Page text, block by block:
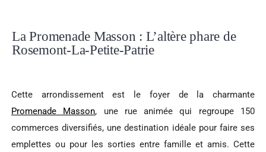
La Promenade Masson : L’altère phare de
Rosemont-La-Petite-Patrie
Cette arrondissement est le foyer de la charmante
Promenade Masson, une rue animée qui regroupe 150
commerces diversifiés, une destination idéale pour faire ses
emplettes ou pour les sorties entre famille et amis. Cette